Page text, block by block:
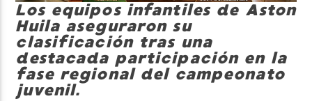
Los equipos infantiles de Aston
Huila aseguraron su
clasificación tras una
destacada participación en la
fase regional del campeonato
juvenil.